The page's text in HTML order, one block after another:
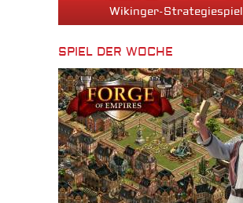
Wikinger-Strategiespiel
SPIEL DER WOCHE